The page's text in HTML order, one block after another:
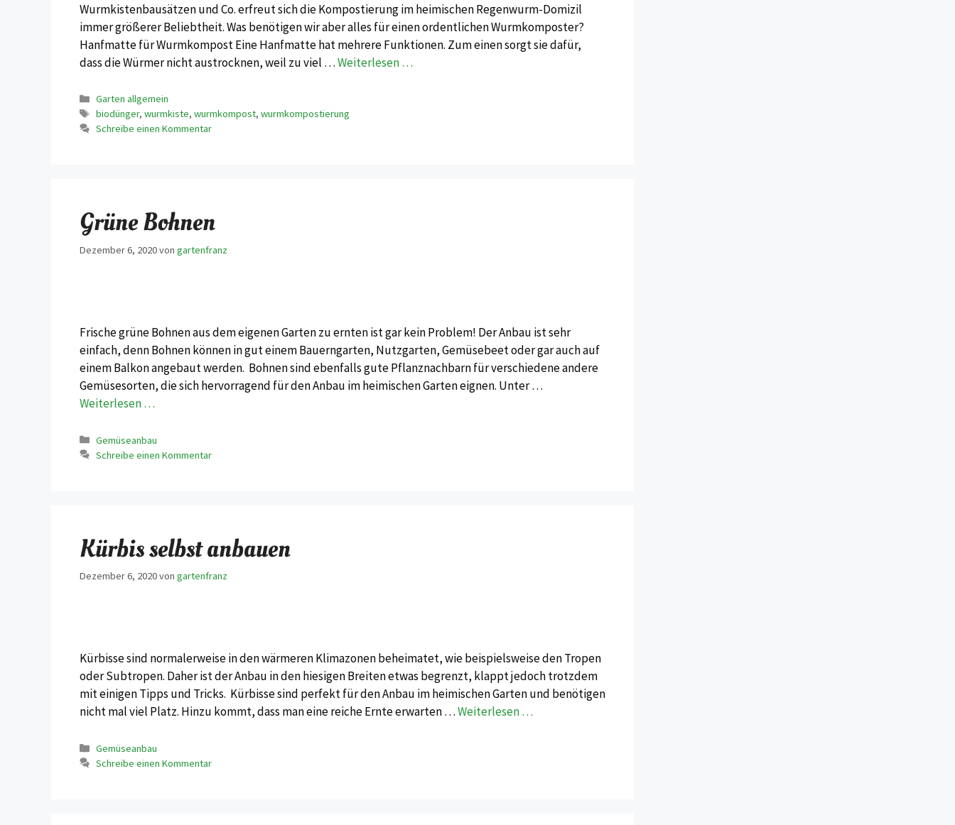
Wurmkistenbausätzen und Co. erfreut sich die Kompostierung im heimischen Regenwurm-Domizil
immer größerer Beliebtheit. Was benötigen wir aber alles für einen ordentlichen Wurmkomposter?
Hanfmatte für Wurmkompost Eine Hanfmatte hat mehrere Funktionen. Zum einen sorgt sie dafür,
dass die Würmer nicht austrocknen, weil zu viel …Weiterlesen …
Kategorien
Garten allgemein
Schlagwörter
biodünger,wurmkiste,wurmkompost,wurmkompostierung
Schreibe einen Kommentar
Grüne Bohnen
Dezember 6, 2020von gartenfranz
Frische grüne Bohnen aus dem eigenen Garten zu ernten ist gar kein Problem! Der Anbau ist sehr
einfach, denn Bohnen können in gut einem Bauerngarten, Nutzgarten, Gemüsebeet oder gar auch auf
einem Balkon angebaut werden. Bohnen sind ebenfalls gute Pflanznachbarn für verschiedene andere
Gemüsesorten, die sich hervorragend für den Anbau im heimischen Garten eignen. Unter …
Weiterlesen …
Kategorien
Gemüseanbau
Schreibe einen Kommentar
Kürbis selbst anbauen
Dezember 6, 2020von gartenfranz
Kürbisse sind normalerweise in den wärmeren Klimazonen beheimatet, wie beispielsweise den Tropen
oder Subtropen. Daher ist der Anbau in den hiesigen Breiten etwas begrenzt, klappt jedoch trotzdem
mit einigen Tipps und Tricks. Kürbisse sind perfekt für den Anbau im heimischen Garten und benötigen
nicht mal viel Platz. Hinzu kommt, dass man eine reiche Ernte erwarten …Weiterlesen …
Kategorien
Gemüseanbau
Schreibe einen Kommentar